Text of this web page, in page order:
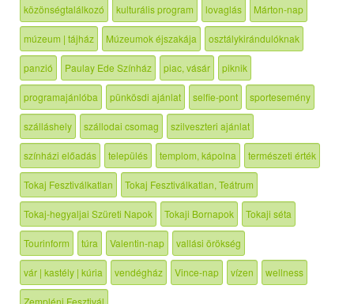
közönségtalálkozó kulturális program lovaglás Márton-nap
múzeum | tájház Múzeumok éjszakája osztálykirándulóknak
panzió Paulay Ede Színház piac, vásár piknik
programajánlóba pünkösdi ajánlat selfie-pont sportesemény
szálláshely szállodai csomag szilveszteri ajánlat
színházi előadás település templom, kápolna természeti érték
Tokaj Fesztiválkatlan Tokaj Fesztiválkatlan, Teátrum
Tokaj-hegyaljai Szüreti Napok Tokaji Bornapok Tokaji séta
Tourinform túra Valentin-nap vallási örökség
vár | kastély | kúria vendégház Vince-nap vízen wellness
Zempléni Fesztivál